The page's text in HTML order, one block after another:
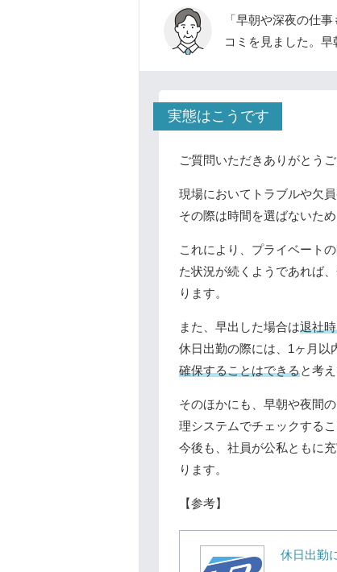
「早朝や深夜の仕
コミを見ました。
実態はこうです
ご質問いただきありがとうご
現場においてトラブルや欠
その際は時間を選ばないた
これにより、プライベート
た状況が続くようであれば
ります。
また、早出した場合は退社
休日出勤の際には、1ヶ月以
確保することはできると考
そのほかにも、早朝や夜間
理システムでチェックする
今後も、社員が公私ともに
ります。
【参考】
休日出勤